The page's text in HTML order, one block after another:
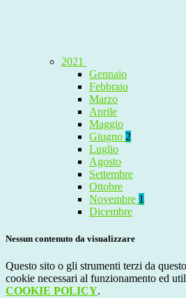
2021
Gennaio
Febbraio
Marzo
Aprile
Maggio
Giugno 2
Luglio
Agosto
Settembre
Ottobre
Novembre 1
Dicembre
Nessun contenuto da visualizzare
Questo sito o gli strumenti terzi da
cookie necessari al funzionamento ed
COOKIE POLICY.